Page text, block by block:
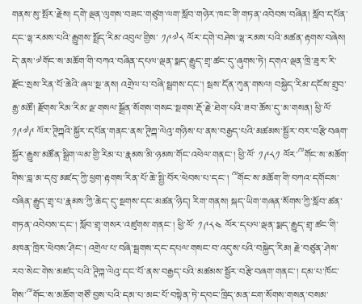
གནས་སུ་སྤོར་རྗེས། དགེ་ལྡན་ལུགས་བཟང་གཙུག་ལག་སློབ་གཉེར་ཁང་གི་གཏན་འབེབས་བཞིན། སློབ་དཔོན་
དང་ལྷ་རམས་པའི་རྒྱུགས་སྤྲོད་རིམ་འབུལ་གྱིས་ ༡༩༧༨ ལོར་དགེ་བཤེས་ལྷ་རམས་པའི་མཚན་རྟགས་བཞེས།
དེ་ནས་༧གོང་ས་མཆོག་གི་བཀའ་བཞིན་དཔལ་ལྡན་སྨད་རྒྱུད་གྲྭ་ཚང་དུ་ཞུགས་ཏེ། དགའ་ལྡན་ཁྲི་ཟུར་རི་
རྫོང་སྲས་རིན་པོ་ཆེའི་ཞལ་སྔ་ནས། འགྲེལ་པ་བཞི་སྦྲགས་དང་། སྦས་དོན་ཀུན་གསལ། བསྐྱེད་རིམ་དངོས་གྲུབ་
རྒྱ་མཚོ། རྫོགས་རིམ་རིམ་ལྔ་གསལ་སྒྲོན་སོགས་གསང་སྔགས་རྡོ་རྗེ་ཐེག་པའི་ཟབ་ཆོས་དུ་མ་གསན། ཕྱི་ལོ་
༡༩༧༩ ལོར་ཊཱིཀྐའི་སྐྱོར་དཔོན་གནང་ནས་ཊཱིཀྐ་ལེའུ་གཉིས་པ་ནས་བརྒྱད་པའི་མཚམས་སྦྱོར་བར་བརྩི་བཞག་
སྐྱོར་རྒྱུས་མཚོན་སྒྲིག་ལམ་གྱི་རིམ་པ་རྣམས་མི་ཉམས་གོང་འཕེལ་གནང་། ཕྱི་ལོ་ ༡༩༨༡ ལོར་༸གོང་ས་མཆོག་
གིས་བླ་མ་དབུ་མཛད་ཀྱི་ཕྱག་རྟགས་རིན་པོ་ཆེ་སྤྱི་བོར་ཕེབས་པ་དང་། ༸གོང་ས་མཆོག་གི་བཀའ་དགོངས་
བཞིན་རྒྱུད་གྲྭ་པ་རྣམས་ཀྱི་ཆེད་དུ་སྔགས་དང་མཚན་ཉིད། རིག་གནས། སྐད་ཡིག་གཞན་སོགས་ཀྱི་སློབ་ཚན་
གཏན་འབེབས་དང་། སློབ་གྲྭ་གསར་འཛུགས་གནང་། ཕྱི་ལོ་ ༡༩༨༤ ལོར་དཔལ་ལྡན་སྨད་རྒྱུད་གྲྭ་ཚང་གི་
མཁན་ཁྲིར་ཕེབས་ཤིང་། འགྲེལ་པ་བཞི་སྦྲགས་དང་དཔལ་གསང་བ་འདུས་པའི་བསྐྱེད་རིམ། རྗེ་བཙུན་ཤེས་
རབ་སེང་གེས་མཛད་པའི་ཊཱིཀྐ་ལེའུ་དང་པོ་ནས་བརྒྱད་པའི་མཚམས་སྦྱོར་བརྩི་བཞག་གནང་། དམ་པ་ཁོང་
གིས་༸གོང་ས་མཆོག་གཙོ་བྱས་པའི་དམ་པ་མང་པོ་བསྟེན་ཏེ་དབང་ཁྲིད་མན་ངག་སོགས་གསན་བསམ་